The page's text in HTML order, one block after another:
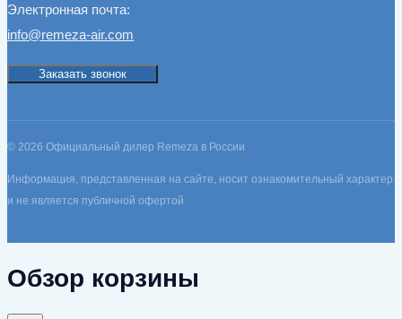
Электронная почта:
info@remeza-air.com
Заказать звонок
© 2026 Официальный дилер Remeza в России
Информация, представленная на сайте, носит ознакомительный характер
и не является публичной офертой
Обзор корзины